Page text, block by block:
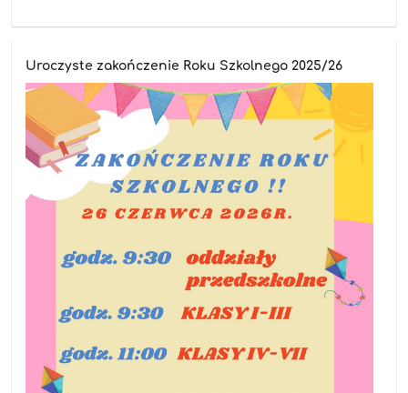
Uroczyste zakończenie Roku Szkolnego 2025/26